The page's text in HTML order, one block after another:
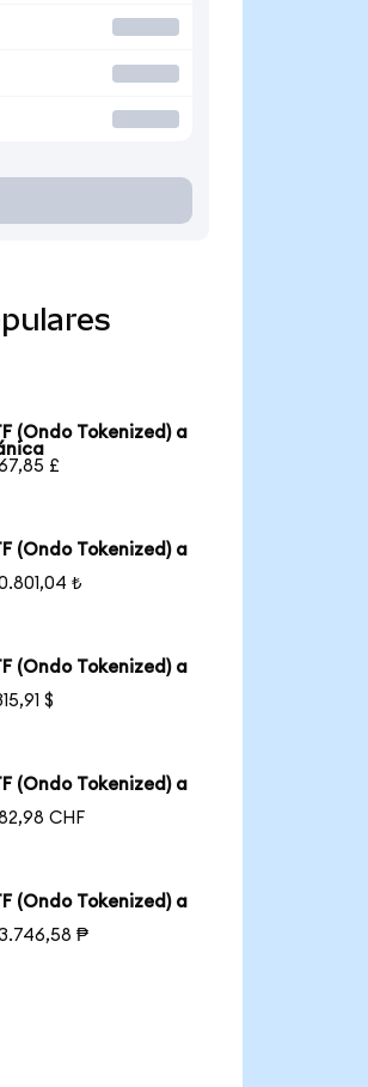
(Ondo Tokenized) a
£
(Ondo Tokenized) a
₺
(Ondo Tokenized) a
$
(Ondo Tokenized) a
CHF
(Ondo Tokenized) a
₱